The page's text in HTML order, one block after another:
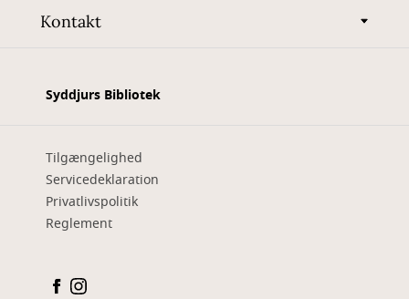
Kontakt
Syddjurs Bibliotek
Tilgængelighed
Servicedeklaration
Privatlivspolitik
Reglement